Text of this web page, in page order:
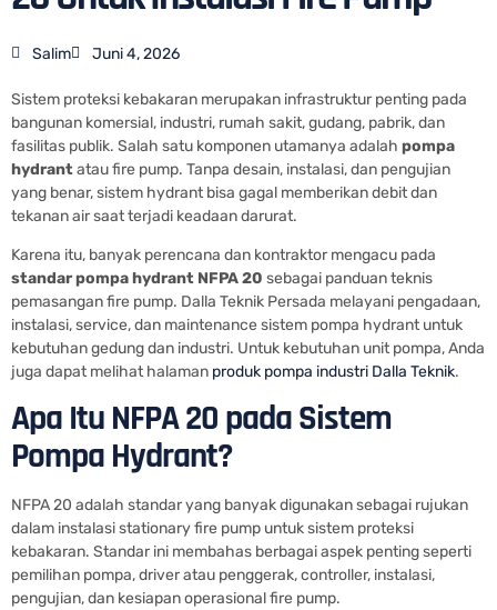
Salim Juni 4, 2026
Sistem proteksi kebakaran merupakan infrastruktur penting pada
bangunan komersial, industri, rumah sakit, gudang, pabrik, dan
fasilitas publik. Salah satu komponen utamanya adalah pompa
hydrantatau fire pump. Tanpa desain, instalasi, dan pengujian
yang benar, sistem hydrant bisa gagal memberikan debit dan
tekanan air saat terjadi keadaan darurat.
Karena itu, banyak perencana dan kontraktor mengacu pada
standar pompa hydrant NFPA 20 sebagai panduan teknis
pemasangan fire pump. Dalla Teknik Persada melayani pengadaan,
instalasi, service, dan maintenance sistem pompa hydrant untuk
kebutuhan gedung dan industri. Untuk kebutuhan unit pompa, Anda
juga dapat melihat halaman produk pompa industri Dalla Teknik.
Apa Itu NFPA 20 pada Sistem
Pompa Hydrant?
NFPA 20 adalah standar yang banyak digunakan sebagai rujukan
dalam instalasi stationary fire pump untuk sistem proteksi
kebakaran. Standar ini membahas berbagai aspek penting seperti
pemilihan pompa, driver atau penggerak, controller, instalasi,
pengujian, dan kesiapan operasional fire pump.